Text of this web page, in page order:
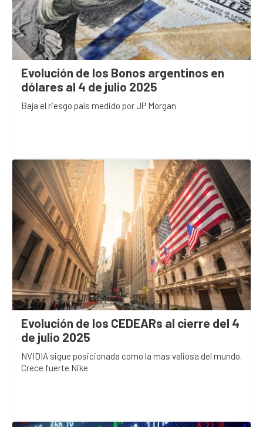
Evolución de los Bonos argentinos en
dólares al 4 de julio 2025
Baja el riesgo país medido por JP Morgan
Evolución de los CEDEARs al cierre del 4
de julio 2025
NVIDIA sigue posicionada como la mas valiosa del mundo.
Crece fuerte Nike